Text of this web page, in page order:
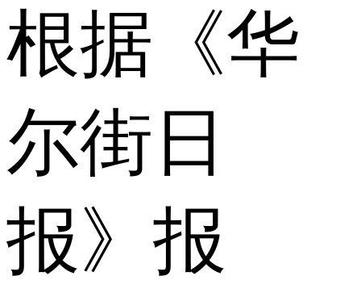
根据《华
尔街日
报》报